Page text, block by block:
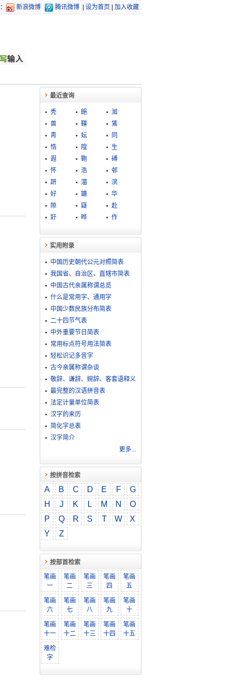
新浪微博 腾讯微博 设为首页 加入收藏
最近查询
秃 郒
洳
兽
韁
鵀
靑
妘
同
悎
隍
生
遐
鞄
磗
怀
浩
邨
趼
湽
滨
好
鏕
华
隙
嶷
赴
釪
晔 作
实用附录
中国历史朝代公元对照简表
我国省、自治区、直辖市简表
中国古代亲属称谓总览
什么是常用字、通用字
中国少数民族分布简表
二十四节气表
中外重要节日简表
常用标点符号用法简表
轻松识记多音字
古今亲属称谓杂谈
敬​辞​、​谦​辞​、​婉​辞​、​客​套​语​释​义
最完整的汉语拼音表
法定计量单位简表
汉字的来历
简化字总表
汉字简介
更多...
按拼音检索
A B C D E F
G
H
J K L M N
O
P
Q R S T W
X
Y
Z
按部首检索
笔画
一
笔画
二
笔画
三
笔画
四
笔画
五
笔画
六
笔画
七
笔画
八
笔画
九
笔画
十
笔画
十一
笔画
十二
笔画
十三
笔画
十四
笔画
十五
难检
字